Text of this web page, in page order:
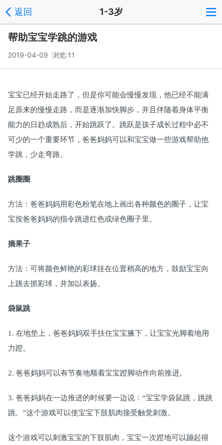
返回 1-3岁
帮助宝宝学跳的游戏
2019-04-09 浏览:11
宝宝已经开始走路了，但是你可能会慢慢发现，他已经不能满
足原来的慢慢走路，而是逐渐加快脚步，并且伴随着身体平衡
能力的日趋成熟后，开始跳跃了。跳跃是孩子成长过程中必不
可少的一个重要环节，爸爸妈妈可以和宝宝做一些游戏帮助他
学跳，少走弯路。
跳圈圈
方法：爸爸妈妈用彩色粉笔在地上画出各种颜色的圈子，让宝
宝按爸爸妈妈的指令跳进红色或绿色圈子里。
摘果子
方法：可将颜色鲜艳的彩球挂在位置稍高的地方，鼓励宝宝向
上跳去抓彩球，并加以表扬。
袋鼠跳
1. 在地垫上，爸爸妈妈双手扶住宝宝腋下，让宝宝光脚着地用
力蹬。
2. 爸爸妈妈可以有节奏地顺着宝宝蹬脚动作向前推进。
3. 爸爸妈妈在一边推进的时候要一边说：“宝宝学袋鼠跳，跳跳
跳。”这个游戏可以使宝宝下肢肌肉接受触觉刺激。
这个游戏可以刺激宝宝的下肢肌肉，宝宝一次蹬地可以蹦起很